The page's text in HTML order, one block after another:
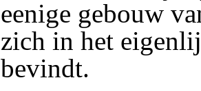
eenige gebouw
zich in het
bevindt.